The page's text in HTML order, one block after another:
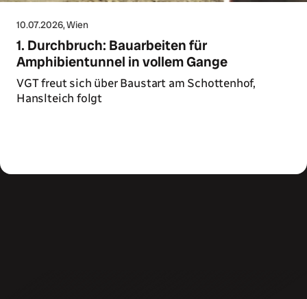
10.07.2026, Wien
1. Durchbruch: Bauarbeiten für
Amphibientunnel in vollem Gange
VGT freut sich über Baustart am Schottenhof,
Hanslteich folgt